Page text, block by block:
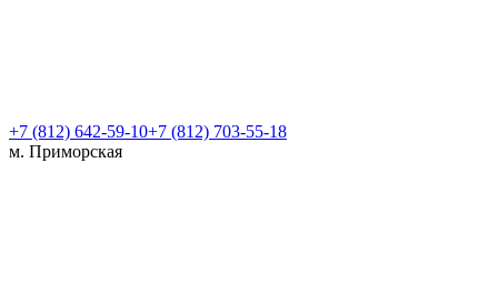
+7 (812) 642-59-10+7 (812) 703-55-18
м. Приморская